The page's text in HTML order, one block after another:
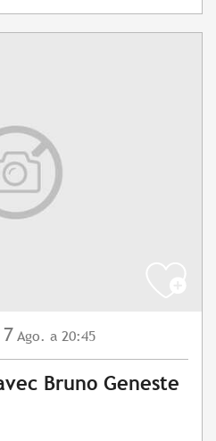
7 Ago. a 20:45
Bruno Geneste